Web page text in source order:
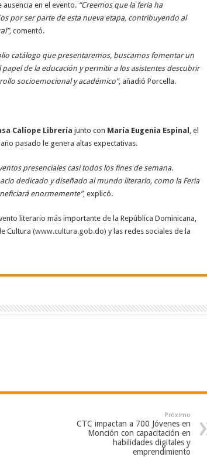
en el evento. “Creemos que la feria ha
por ser parte de esta nueva etapa, contribuyendo al
comentó.
catálogo que presentaremos, buscamos fomentar un
de la educación y permitir a los asistentes descubrir
socioemocional y académico”, añadió Porcella.
Calíope Librería junto con María Eugenia Espinal , el
pasado le genera altas expectativas.
presenciales casi todos los fines de semana.
dedicado y diseñado al mundo literario, como la Feria
enormemente”, explicó.
literario más importante de la República Dominicana,
Cultura (www.cultura.gob.do) y las redes sociales de la
Próximo
CTC impactan a 700 Jóvenes en
Monción con capacitación en
habilidades digitales y
emprendimiento